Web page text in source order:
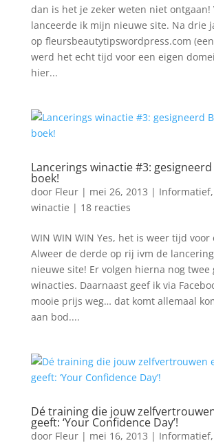
dan is het je zeker weten niet ontgaan!
lanceerde ik mijn nieuwe site. Na drie
op fleursbeautytipswordpress.com
werd het echt tijd voor een eigen
hier...
Lancerings winactie #3:
boek!
door Fleur| mei 26, 2013 | Informatief,
winactie | 18 reacties
WIN WIN WIN Yes, het is weer tijd
Alweer de derde op rij ivm de
nieuwe site! Er volgen hierna nog twee
winacties. Daarnaast geef ik via
mooie prijs weg… dat komt allemaal
aan bod....
Dé training die jouw
geeft: ‘Your Confidence Day’!
door Fleur| mei 16, 2013 | Informatief,